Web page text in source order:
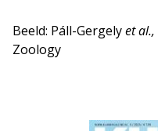
Beeld: Páll-Gergelyet al.,
Zoology